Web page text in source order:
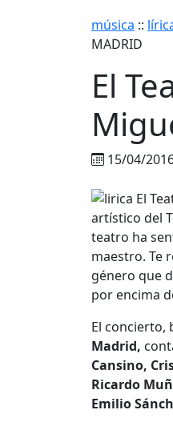
música ::
MADRID
El
15/04/
artístico del
teatro ha
maestro. Te
género que
por encima
El concierto,
Madrid,
Cansino,
Ricardo
Emilio